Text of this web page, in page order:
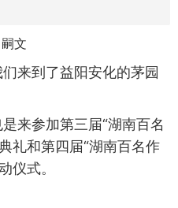
文
来到了益阳安化的茅园
来参加第三届“湖南百名
礼和第四届“湖南百名作
仪式。